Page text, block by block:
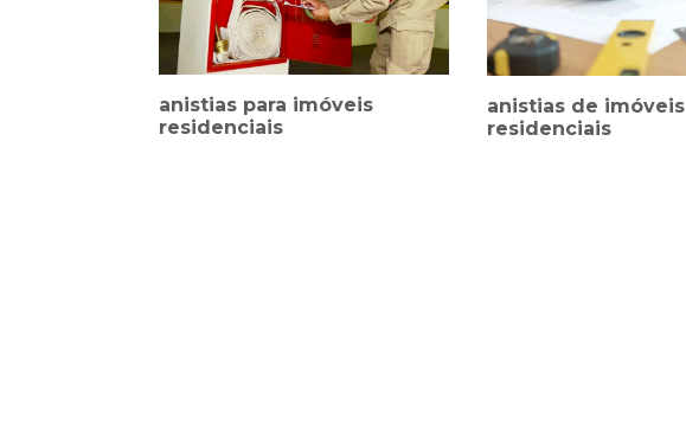
anistias para imóveis
residenciais
anistias de imóveis
residenciais